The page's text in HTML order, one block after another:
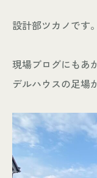
ABOUT
- 会社情報
- 来店予約
- 資料請求
設計部ツカノです。
現場ブログにもあ
デルハウスの足場